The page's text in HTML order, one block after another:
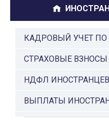
КАДРОВЫЙ УЧЕТ
СТРАХОВЫЕ
НДФЛ
ВЫПЛАТЫ